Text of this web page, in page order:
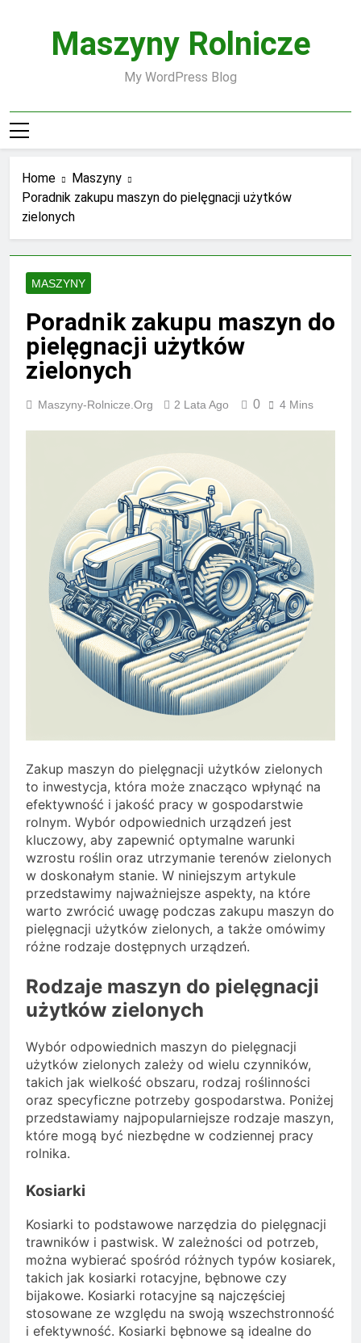
Maszyny Rolnicze
My WordPress Blog
Home
Maszyny
Poradnik zakupu maszyn do pielęgnacji użytków
zielonych
MASZYNY
Poradnik zakupu maszyn do
pielęgnacji użytków
zielonych
Maszyny-Rolnicze.org 2 Lata Ago 0 4 Mins
Zakup maszyn do pielęgnacji użytków zielonych
to inwestycja, która może znacząco wpłynąć na
efektywność i jakość pracy w gospodarstwie
rolnym. Wybór odpowiednich urządzeń jest
kluczowy, aby zapewnić optymalne warunki
wzrostu roślin oraz utrzymanie terenów zielonych
w doskonałym stanie. W niniejszym artykule
przedstawimy najważniejsze aspekty, na które
warto zwrócić uwagę podczas zakupu maszyn do
pielęgnacji użytków zielonych, a także omówimy
różne rodzaje dostępnych urządzeń.
Rodzaje maszyn do pielęgnacji
użytków zielonych
Wybór odpowiednich maszyn do pielęgnacji
użytków zielonych zależy od wielu czynników,
takich jak wielkość obszaru, rodzaj roślinności
oraz specyficzne potrzeby gospodarstwa. Poniżej
przedstawiamy najpopularniejsze rodzaje maszyn,
które mogą być niezbędne w codziennej pracy
rolnika.
Kosiarki
Kosiarki to podstawowe narzędzia do pielęgnacji
trawników i pastwisk. W zależności od potrzeb,
można wybierać spośród różnych typów kosiarek,
takich jak kosiarki rotacyjne, bębnowe czy
bijakowe. Kosiarki rotacyjne są najczęściej
stosowane ze względu na swoją wszechstronność
i efektywność. Kosiarki bębnowe są idealne do